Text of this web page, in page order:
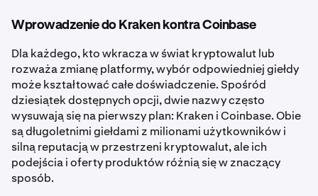
Wprowadzenie do Kraken kontra Coinbase
Dla każdego, kto wkracza w świat kryptowalut lub
rozważa zmianę platformy, wybór odpowiedniej giełdy
może kształtować całe doświadczenie. Spośród
dziesiątek dostępnych opcji, dwie nazwy często
wysuwają się na pierwszy plan: Kraken i Coinbase. Obie
są długoletnimi giełdami z milionami użytkowników i
silną reputacją w przestrzeni kryptowalut, ale ich
podejścia i oferty produktów różnią się w znaczący
sposób.